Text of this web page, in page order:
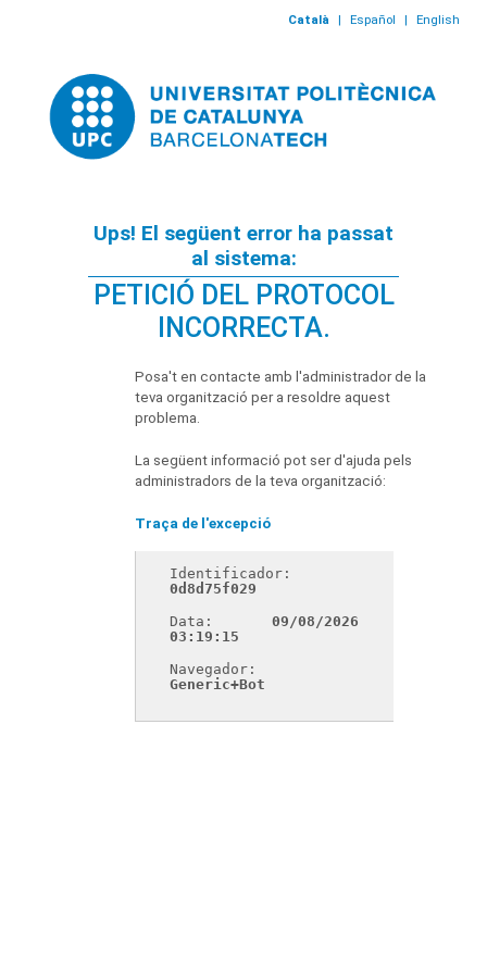
Català | Español | English
Ups! El següent error ha passat
al sistema:
PETICIÓ DEL PROTOCOL
INCORRECTA.
Posa't en contacte amb l'administrador de la
teva organització per a resoldre aquest
problema.
La següent informació pot ser d'ajuda pels
administradors de la teva organització:
Traça de l'excepció
0d8d75f029
Data:
09/08/2026
03:19:15
Generic+Bot